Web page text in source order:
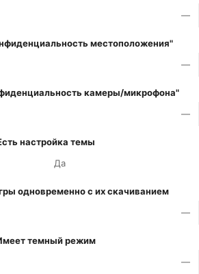
—
местоположения"
—
камеры/микрофона"
—
настройка темы
Да
одновременно с их скачиванием
—
темный режим
—